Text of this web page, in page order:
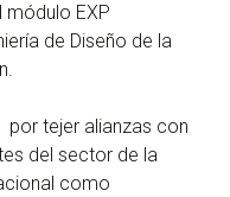
módulo EXP
de Diseño de la
por tejer alianzas con
del sector de la
como